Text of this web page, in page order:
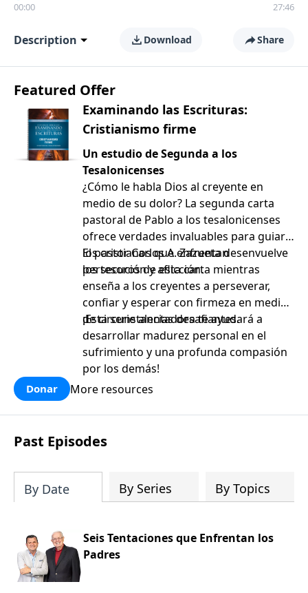
00:00 27:46
Description Download Share
Featured Offer
Examinando las Escrituras:
Cristianismo firme
Un estudio de Segunda a los
Tesalonicenses
¿Cómo le habla Dios al creyente en
medio de su dolor? La segunda carta
pastoral de Pablo a los tesalonicenses
ofrece verdades invaluables para guiar a
los cristianos que enfrentan
persecución y aflicción.
El pastor Carlos A. Zazueta desenvuelve
los tesoros de esta carta mientras
enseña a los creyentes a perseverar,
confiar y esperar con firmeza en medio
de circunstancias desafiantes.
¡Esta serie alentadora te ayudará a
desarrollar madurez personal en el
sufrimiento y una profunda compasión
por los demás!
Donar More resources
Past Episodes
By Date By Series By Topics
Seis Tentaciones que Enfrentan los
Padres